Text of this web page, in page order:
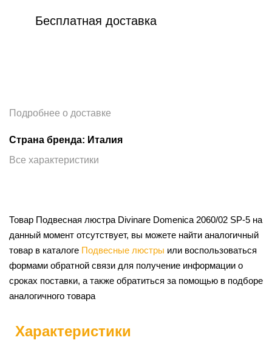
Бесплатная доставка
Подробнее о доставке
Страна бренда: Италия
Все характеристики
Товар Подвесная люстра Divinare Domenica 2060/02 SP-5 на
данный момент отсутствует, вы можете найти аналогичный
товар в каталоге Подвесные люстры или воспользоваться
формами обратной связи для получение информации о
сроках поставки, а также обратиться за помощью в подборе
аналогичного товара
Характеристики